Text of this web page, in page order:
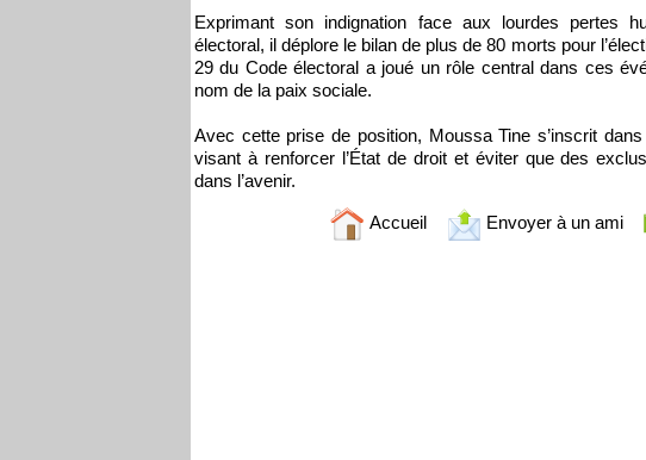
Exprimant son indignation face aux lourdes pertes
électoral, il déplore le bilan de plus de 80 morts pour
29 du Code électoral a joué un rôle central dans ces
nom de la paix sociale.
Avec cette prise de position, Moussa Tine s’inscrit
visant à renforcer l’État de droit et éviter que des
dans l’avenir.
Accueil Envoyer à un ami